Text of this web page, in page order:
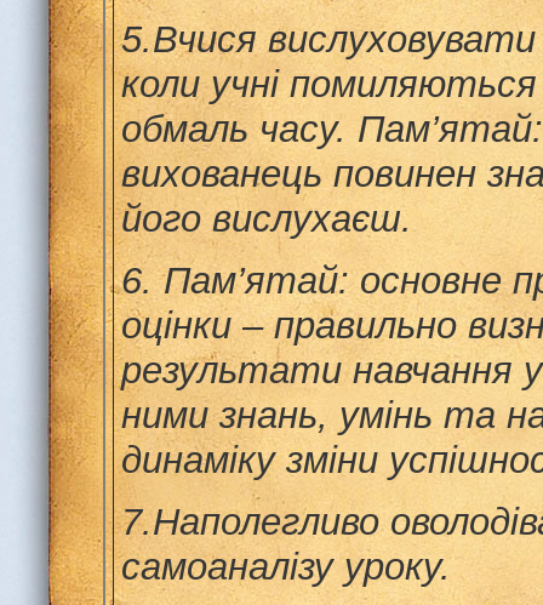
5.Вчися
коли учні
обмаль часу.
вихованець повинен
його вислухаєш.
6.Пам’ятай: основне
оцінки – правильно
результати навчання
ними знань, умінь та
динаміку зміни
7.Наполегливо
самоаналізу уроку.